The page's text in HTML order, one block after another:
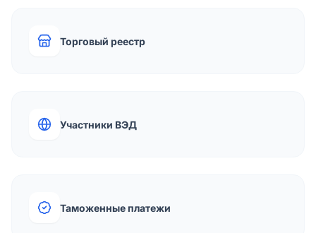
Торговый реестр
Участники ВЭД
Таможенные платежи